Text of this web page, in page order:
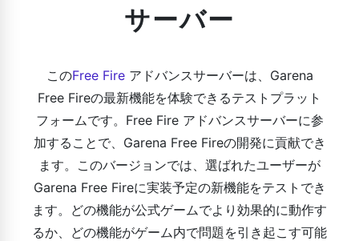
サーバー
このFree Fireアドバンスサーバーは、Garena
Free Fireの最新機能を体験できるテストプラット
フォームです。Free Fire アドバンスサーバーに参
加することで、Garena Free Fireの開発に貢献でき
ます。このバージョンでは、選ばれたユーザーが
Garena Free Fireに実装予定の新機能をテストでき
ます。どの機能が公式ゲームでより効果的に動作す
るか、どの機能がゲーム内で問題を引き起こす可能